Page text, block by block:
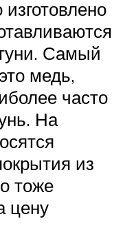
Самый
медь,
часто
На
из
тоже
цену